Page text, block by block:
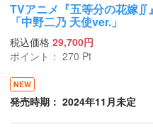
TVアニメ『五等分の花嫁∬
「中野二乃 天使ver.」
税込価格 29,700円
ポイント： 270 Pt
NEW
発売時期： 2024年11月未定